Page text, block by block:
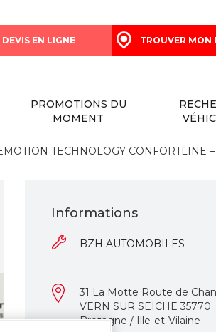
DEVIS EN LIGNE TROUVER MON
PROMOTIONS DU
MOMENT
TECHNOLOGY CONFORTLINE
Informations
BZH AUTOMOBILES
31 La Motte Route de
VERN SUR SEICHE 35770
Bretagne / Ille-et-Vilaine